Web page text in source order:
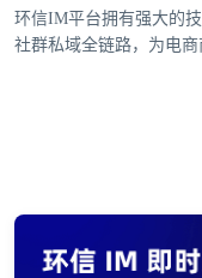
环信IM平台拥有强大的
社群私域全链路，为电